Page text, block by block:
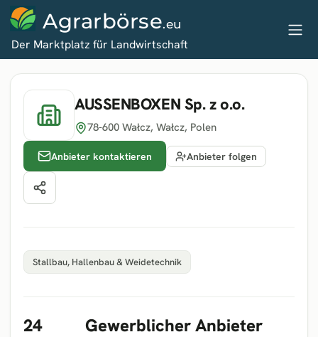
Agrarbörse.eu
Der Marktplatz für Landwirtschaft
AUSSENBOXEN Sp. z o.o.
78-600 Wałcz, Wałcz, Polen
Anbieter kontaktieren Anbieter folgen
Stallbau, Hallenbau & Weidetechnik
24 Gewerblicher Anbieter